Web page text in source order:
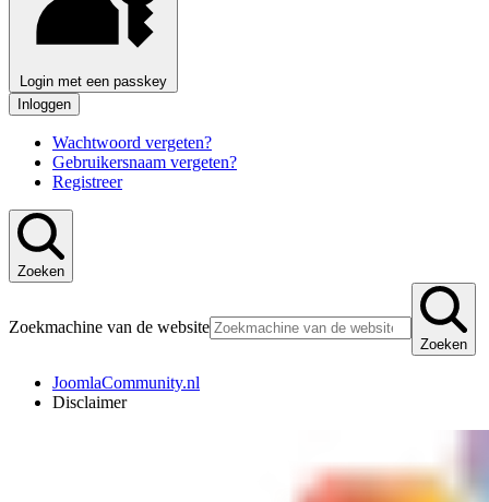
Login met een passkey
Inloggen
Wachtwoord vergeten?
Gebruikersnaam vergeten?
Registreer
Zoeken
Zoekmachine van de website
Zoeken
JoomlaCommunity.nl
Disclaimer